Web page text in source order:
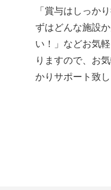
「賞与はしっか
ずはどんな施設
い！」などお気
りますので、お
かりサポート致し